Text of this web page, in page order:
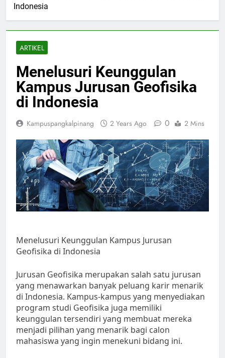
Indonesia
ARTIKEL
Menelusuri Keunggulan
Kampus Jurusan Geofisika
di Indonesia
Kampuspangkalpinang 2 Years Ago 0 2 Mins
Menelusuri Keunggulan Kampus Jurusan
Geofisika di Indonesia
Jurusan Geofisika merupakan salah satu jurusan
yang menawarkan banyak peluang karir menarik
di Indonesia. Kampus-kampus yang menyediakan
program studi Geofisika juga memiliki
keunggulan tersendiri yang membuat mereka
menjadi pilihan yang menarik bagi calon
mahasiswa yang ingin menekuni bidang ini.